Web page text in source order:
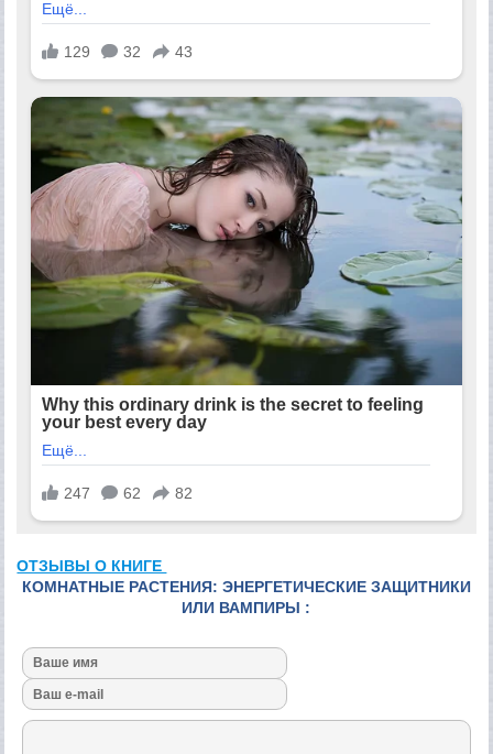
ОТЗЫВЫ О КНИГЕ
КОМНАТНЫЕ РАСТЕНИЯ: ЭНЕРГЕТИЧЕСКИЕ ЗАЩИТНИКИ
ИЛИ ВАМПИРЫ :